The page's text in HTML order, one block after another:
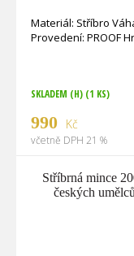
Materiál: Stříbro
SKLADEM (H) (1 KS)
990 Kč
včetně DPH 21 %
Stříbrná mince
českých